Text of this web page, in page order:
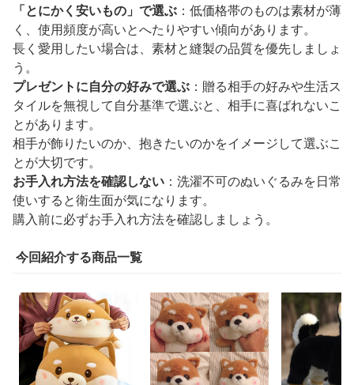
「とにかく安いもの」で選ぶ ：低価格帯のものは素材が薄
く、使用頻度が高いとへたりやすい傾向があります。
長く愛用したい場合は、素材と縫製の品質を優先しましょ
う。
プレゼントに自分の好みで選ぶ ：贈る相手の好みや生活ス
タイルを無視して自分基準で選ぶと、相手に喜ばれないこ
とがあります。
相手が飾りたいのか、抱きたいのかをイメージして選ぶこ
とが大切です。
お手入れ方法を確認しない ：洗濯不可のぬいぐるみを日常
使いすると衛生面が気になります。
購入前に必ずお手入れ方法を確認しましょう。
今回紹介する商品一覧